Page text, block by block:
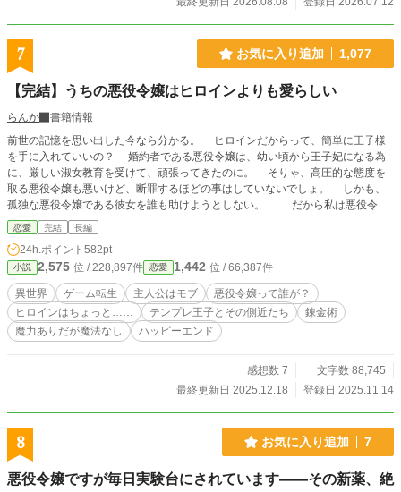
7 お気に入り追加 1,077
【完結】うちの悪役令嬢はヒロインよりも愛らしい
らんか
書籍情報
前世の記憶を思い出した今なら分かる。 ヒロインだからって、簡単に王子様
を手に入れていいの？ 婚約者である悪役令嬢は、幼い頃から王子妃になる為
に、厳しい淑女教育を受けて、頑張ってきたのに。 そりゃ、高圧的な態度を
取る悪役令嬢も悪いけど、断罪するほどの事はしていないでしょ。 しかも、
孤独な悪役令嬢である彼女を誰も助けようとしない。 だから私は悪役令嬢
の味方なると決めた。 ゲームのあらすじ無視ちゃいますが、問題ないよね？
恋愛 完結 長編
24h.ポイント 582pt
小説 2,575 位 / 228,897件 恋愛 1,442 位 / 66,387件
異世界 ゲーム転生 主人公はモブ
悪役令嬢って誰が？
ヒロインはちょっと……
テンプレ王子とその側近たち
錬金術
魔力ありだが魔法なし
ハッピーエンド
感想数 7
文字数 88,745
最終更新日 2025.12.18
登録日 2025.11.14
8 お気に入り追加 7
悪役令嬢ですが毎日実験台にされています——その新薬、絶